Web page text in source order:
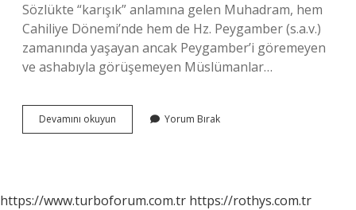
Sözlükte “karışık” anlamına gelen Muhadram, hem
Cahiliye Dönemi’nde hem de Hz. Peygamber (s.a.v.)
zamanında yaşayan ancak Peygamber’i göremeyen
ve ashabıyla görüşemeyen Müslümanlar…
Devamını okuyun Peygamber
Efendimizi
Yorum Bırak
https://www.turboforum.com.tr https://rothys.com.tr